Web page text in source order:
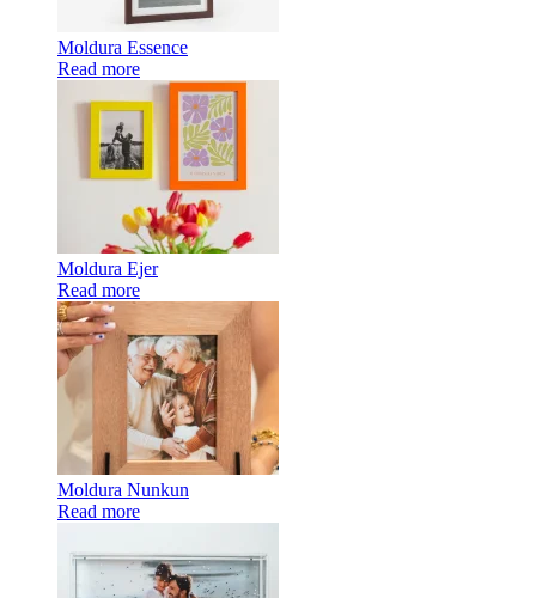
Moldura Essence
Read more
Moldura Ejer
Read more
Moldura Nunkun
Read more